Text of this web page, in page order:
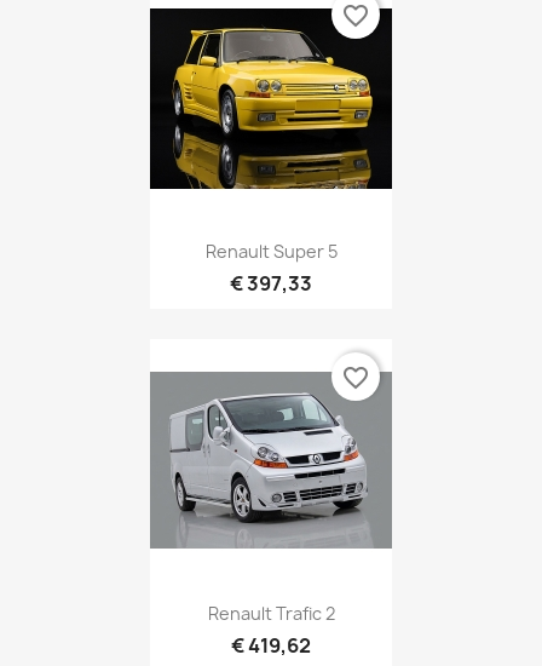
Renault Super 5
€ 397,33
favorite_border
Renault Trafic 2
€ 419,62
favorite_border